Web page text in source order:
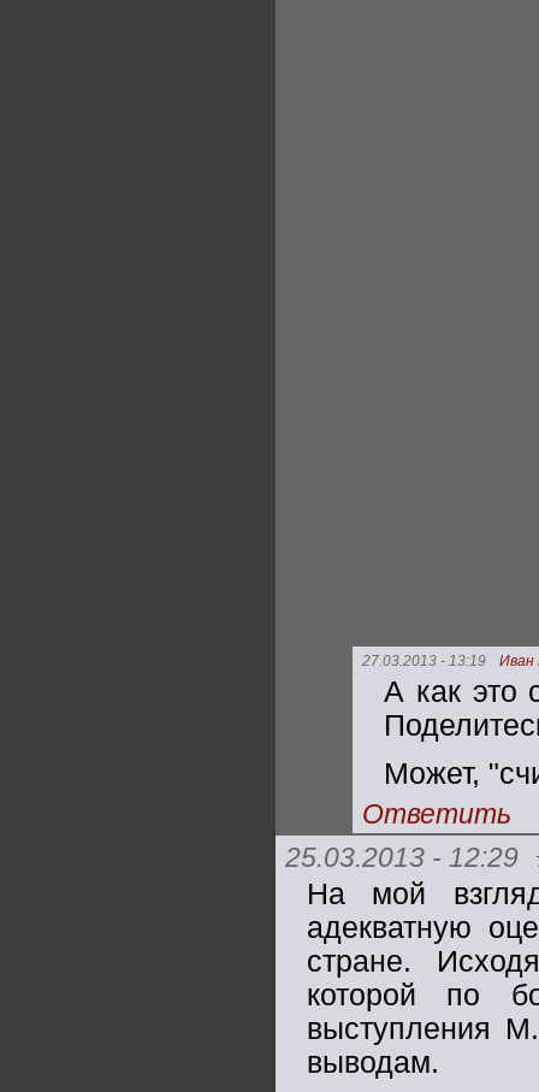
27.03.2013 - 13:19 Иван
А как это
Может,
Ответить
25.03.2013 - 12:29
На мой
адекватную
стране.
которой по
выступления
выводам.